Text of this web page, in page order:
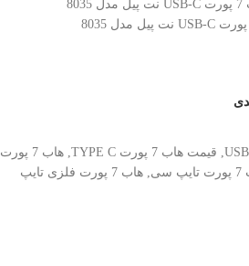
, قیمت هاب 7 پورت TYPE C ,
هاب 7 پورت
,
هاب 7 پورت فلزی تایپ